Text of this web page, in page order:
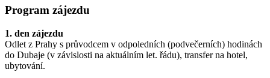
Program zájezdu
1. den zájezdu
Odlet z Prahy s průvodcem v odpoledních (podvečerních) hodinách
do Dubaje (v závislosti na aktuálním let. řádu), transfer na hotel,
ubytování.